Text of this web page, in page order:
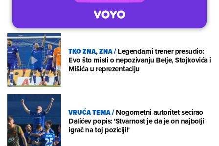
TKO ZNA, ZNA/Legendarni trener presudio:
Evo što misli o nepozivanju Belje, Stojkovića i
Mišića u reprezentaciju
VRUĆA TEMA/Nogometni autoritet secirao
Dalićev popis: 'Stvarnost je da je on najbolji
igrač na toj poziciji!'